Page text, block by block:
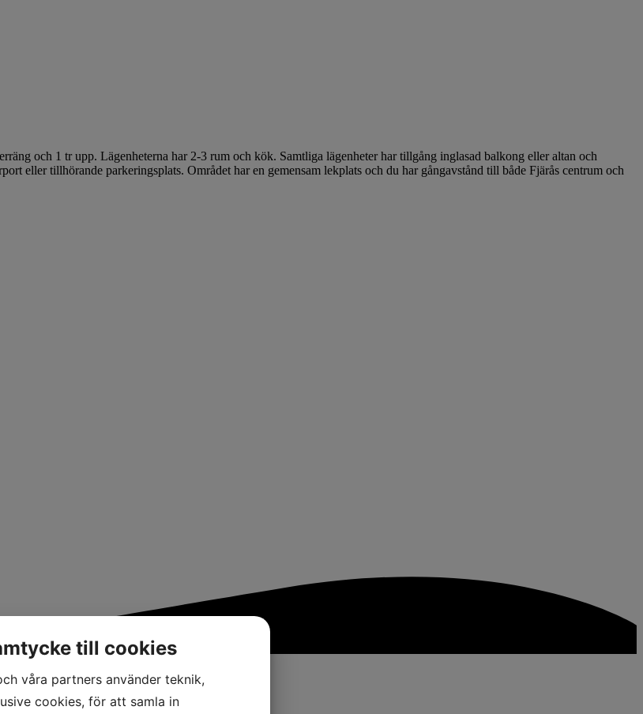
och 1 tr upp. Lägenheterna har 2-3 rum och kök. Samtliga lägenheter har tillgång inglasad balkong eller altan och
eller tillhörande parkeringsplats. Området har en gemensam lekplats och du har gångavstånd till både Fjärås centrum och
till cookies
våra partners använder teknik,
cookies, för att samla in